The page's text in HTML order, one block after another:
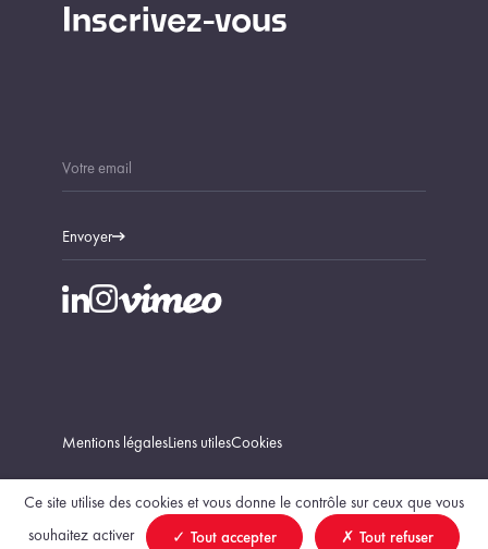
Inscrivez-vous
Envoyer
Mentions légalesLiens utilesCookies
Ce site utilise des cookies et vous donne le contrôle sur ceux que vous
souhaitez activer
Tout accepter Tout refuser